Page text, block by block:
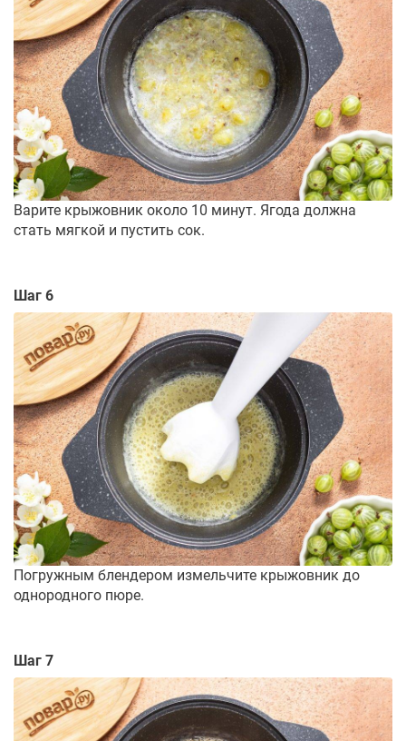
Варите крыжовник около 10 минут. Ягода должна
стать мягкой и пустить сок.
Шаг 6
Погружным блендером измельчите крыжовник до
однородного пюре.
Шаг 7